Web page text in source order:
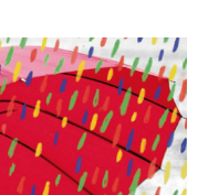
doble tapa, que
a remarla.